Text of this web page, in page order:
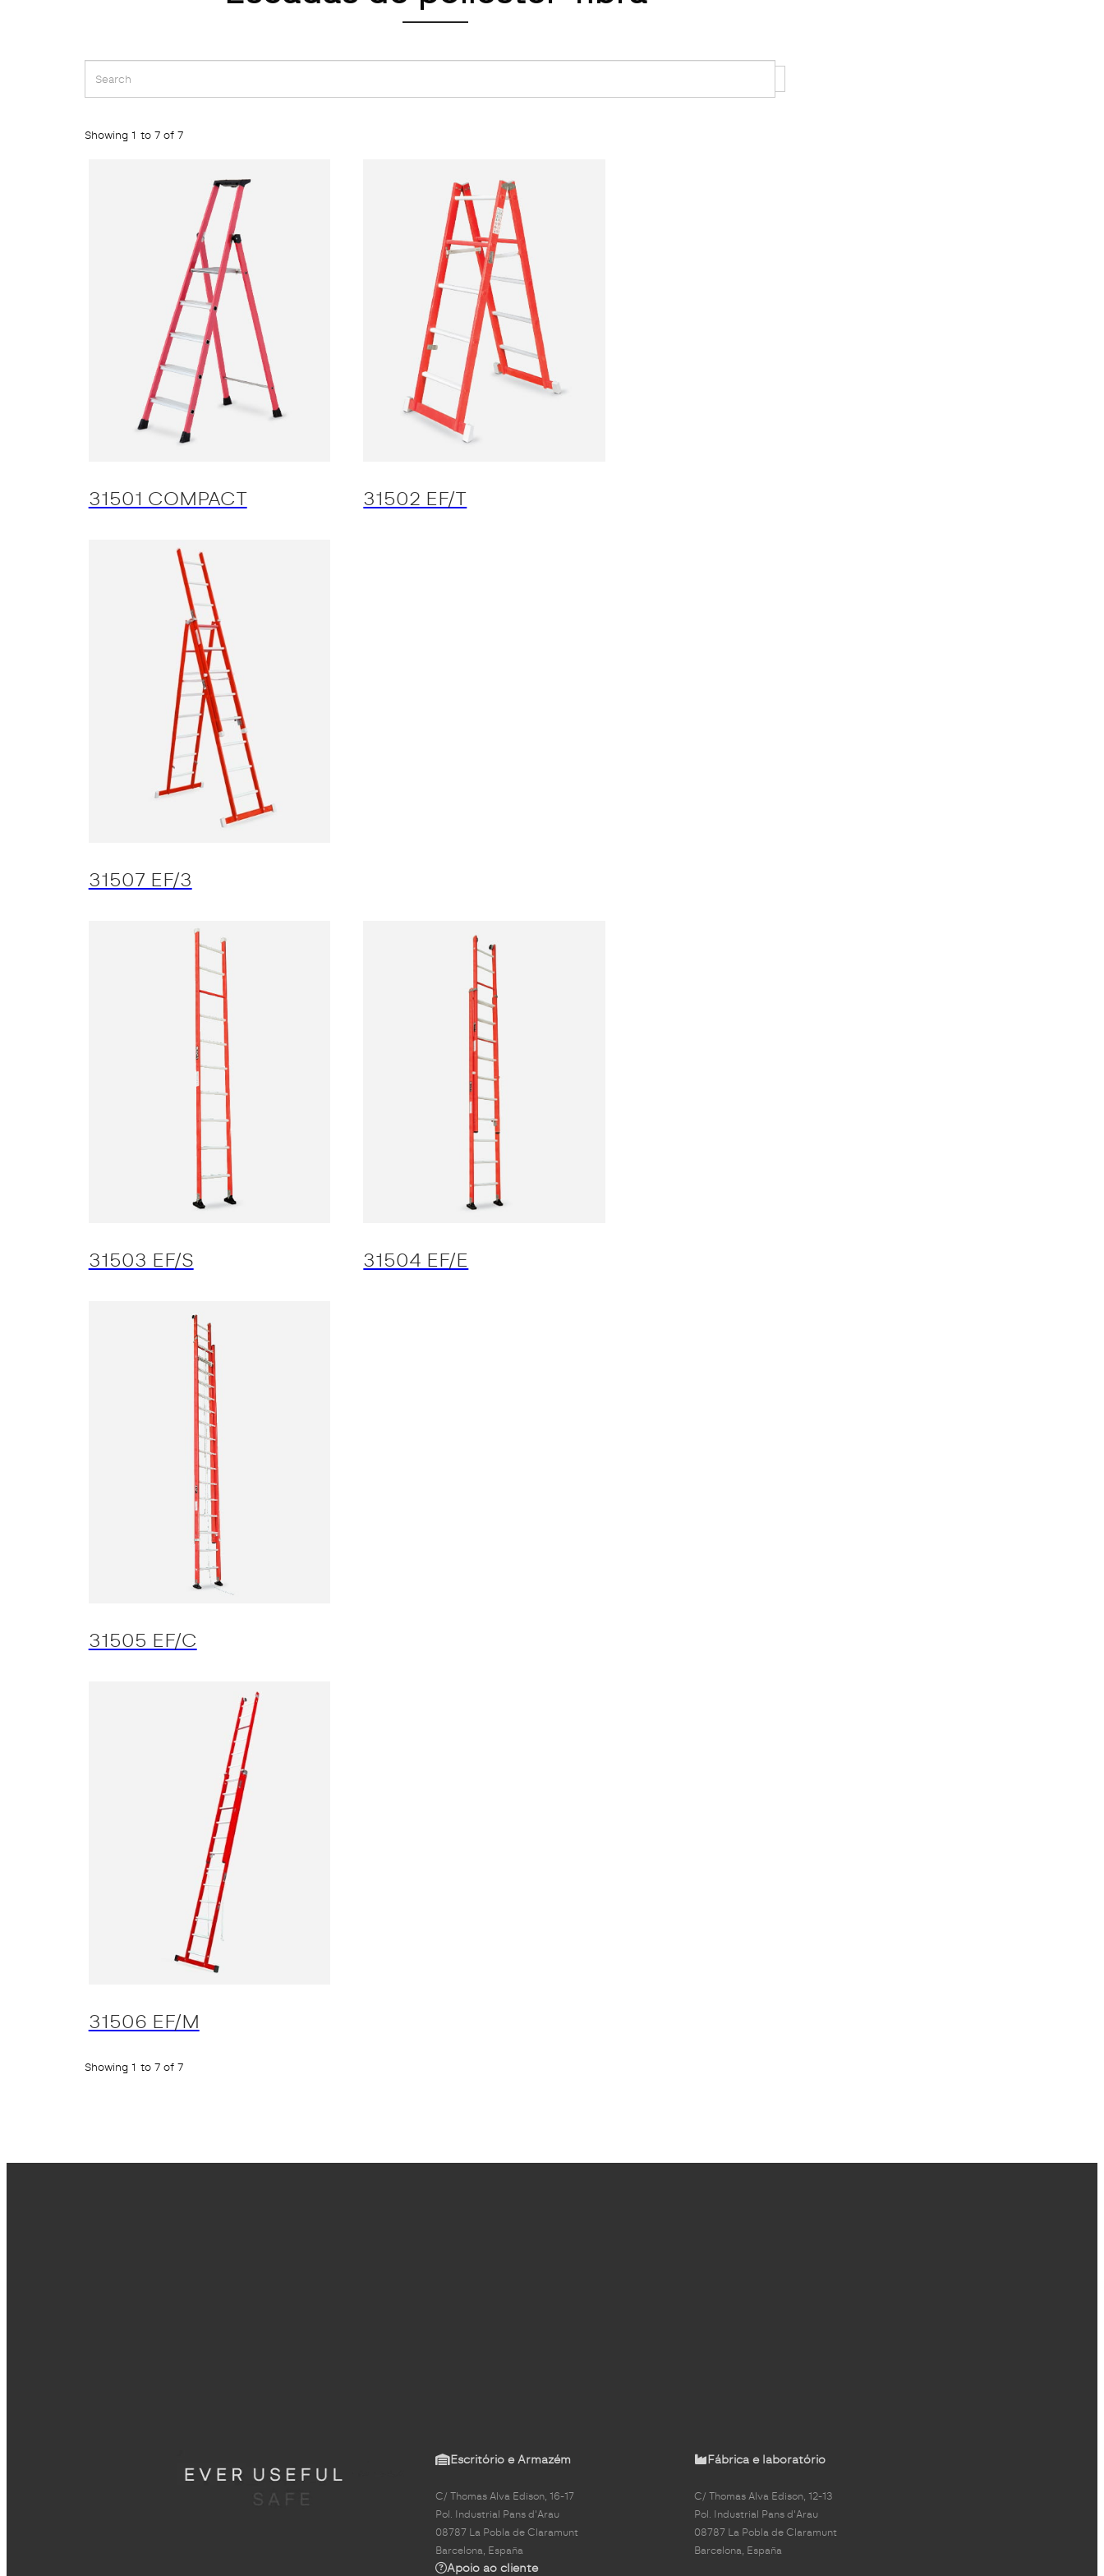
Showing 1 to 7 of 7
31501 COMPACT 31502 EF/T
31507 EF/3
31503 EF/S 31504 EF/E
31505 EF/C
31506 EF/M
Showing 1 to 7 of 7
Escritório e Armazém
C/ Thomas Alva Edison, 16-17
Pol. Industrial Pans d'Arau
08787 La Pobla de Claramunt
Barcelona, España
Fábrica e laboratório
C/ Thomas Alva Edison, 12-13
Pol. Industrial Pans d'Arau
08787 La Pobla de Claramunt
Barcelona, España
Apoio ao cliente